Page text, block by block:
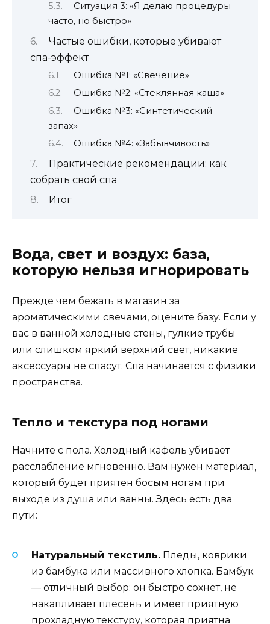
Ситуация 3: «Я делаю процедуры
часто, но быстро»
Частые ошибки, которые убивают
спа-эффект
Ошибка №1: «Свечение»
Ошибка №2: «Стеклянная каша»
Ошибка №3: «Синтетический
запах»
Ошибка №4: «Забывчивость»
Практические рекомендации: как
собрать свой спа
Итог
Вода, свет и воздух: база,
которую нельзя игнорировать
Прежде чем бежать в магазин за
ароматическими свечами, оцените базу. Если у
вас в ванной холодные стены, гулкие трубы
или слишком яркий верхний свет, никакие
аксессуары не спасут. Спа начинается с физики
пространства.
Тепло и текстура под ногами
Начните с пола. Холодный кафель убивает
расслабление мгновенно. Вам нужен материал,
который будет приятен босым ногам при
выходе из душа или ванны. Здесь есть два
пути:
Натуральный текстиль. Пледы, коврики
из бамбука или массивного хлопка. Бамбук
— отличный выбор: он быстро сохнет, не
накапливает плесень и имеет приятную
прохладную текстуру, которая приятна